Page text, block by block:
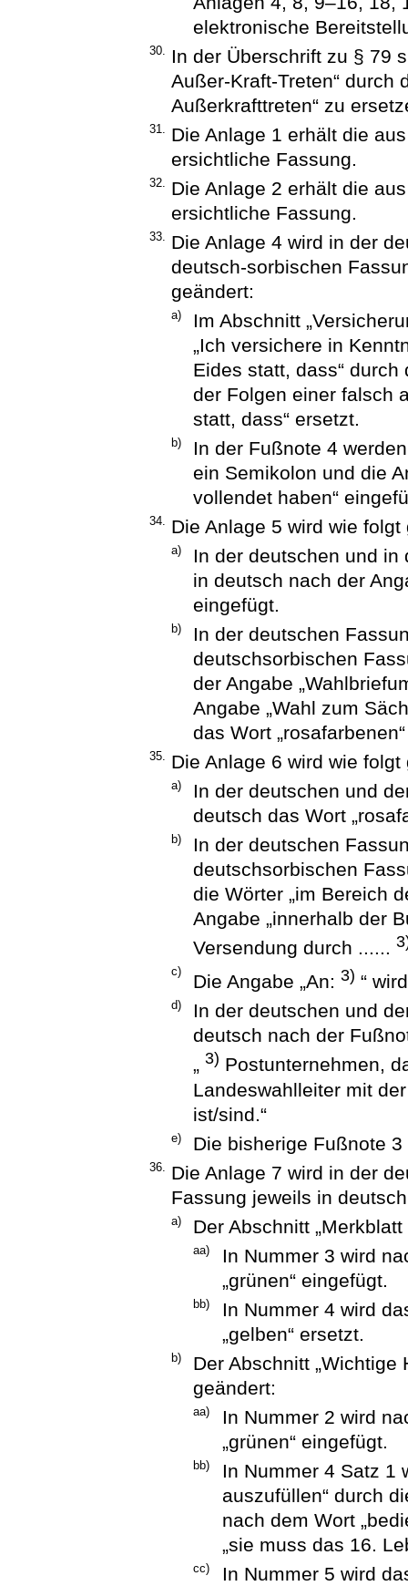
elektronische
30. In der Überschrift zu § 79
Außer-Kraft-Treten“ durch
Außerkrafttreten“ zu
31. Die Anlage 1 erhält die
ersichtliche Fassung.
32. Die Anlage 2 erhält die
ersichtliche Fassung.
33. Die Anlage 4 wird in der
deutsch-sorbischen
geändert:
a)
Im Abschnitt
„Ich versichere in
Eides statt, dass“
der Folgen einer falsch
statt, dass“ ersetzt.
b)
In der Fußnote 4
ein Semikolon und die
vollendet haben“
34. Die Anlage 5 wird wie folgt
a)
In der deutschen und
in deutsch nach der
eingefügt.
b)
In der deutschen
deutschsorbischen
der Angabe
Angabe „Wahl zum
das Wort
35. Die Anlage 6 wird wie folgt
a)
In der deutschen und
deutsch das Wort
b)
In der deutschen
deutschsorbischen
die Wörter „im Bereich
Angabe „innerhalb der
Versendung durch ......
c) Die Angabe „An:3) “
d)
In der deutschen und
deutsch nach der
„3) Postunternehmen,
Landeswahlleiter mit
ist/sind.“
e) Die bisherige Fußnote
36.
Die Anlage 7 wird in der
Fassung jeweils in
a) Der Abschnitt
aa)
In Nummer 3 wird
„grünen“ eingefügt.
bb)
In Nummer 4 wird
„gelben“ ersetzt.
b)
Der Abschnitt „Wichtige
geändert:
aa)
In Nummer 2 wird
„grünen“ eingefügt.
bb)
In Nummer 4 Satz 1
auszufüllen“ durch
nach dem Wort
„sie muss das 16.
cc)
In Nummer 5 wird